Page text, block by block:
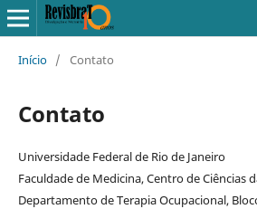
Início / Contato
Contato
Universidade Federal de Rio de Janeiro
Faculdade de Medicina, Centro de Ciências
Departamento de Terapia Ocupacional,